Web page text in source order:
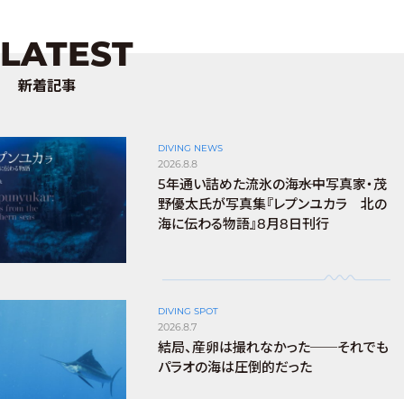
LATEST
新着記事
DIVING NEWS
2026.8.8
5年通い詰めた流氷の海――水中写真家・茂
野優太氏が写真集『レプンユカラ 北の
海に伝わる物語』8月8日刊行
DIVING SPOT
2026.8.7
結局、産卵は撮れなかった──それでも
パラオの海は圧倒的だった